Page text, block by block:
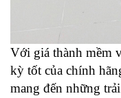
Với giá thành mềm
kỳ tốt của chính
mang đến những